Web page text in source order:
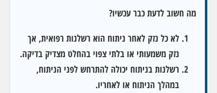
מה חשוב לדעת כבר עכשיו?
לא כל נזק לאחר ניתוח הוא רשלנות רפואית, אך
נזק משמעותי או בלתי צפוי בהחלט מצדיק בדיקה.
רשלנות בניתוח יכולה להתרחש לפני הניתוח,
במהלך הניתוח או לאחריו.